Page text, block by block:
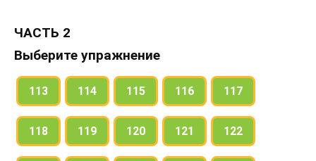
ЧАСТЬ 2
Выберите упражнение
113 114 115 116 117
118 119 120 121 122